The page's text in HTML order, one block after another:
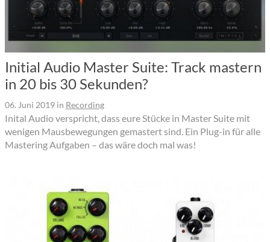
Initial Audio Master Suite: Track mastern
in 20 bis 30 Sekunden?
06. Juni 2019 in Recording
Inital Audio verspricht, dass eure Stücke in Master Suite mit
wenigen Mausbewegungen gemastert sind. Ein Plug-in für alle
Mastering Aufgaben – das wäre doch mal was!